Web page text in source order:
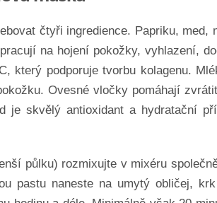
čtyři ingredience. Papriku, med,
na hojení pokožky, vyhlazení,
který podporuje tvorbu kolagenu.
Ovesné vločky pomáhají
je skvělý antioxidant a hydratační
půlku) rozmixujte v mixéru
pastu naneste na umytý obličej,